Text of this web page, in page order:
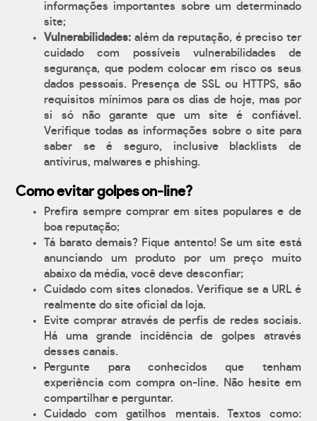
informações importantes sobre um determinado
site;
Vulnerabilidades: além da reputação, é preciso ter
cuidado com possíveis vulnerabilidades de
segurança, que podem colocar em risco os seus
dados pessoais. Presença de SSL ou HTTPS, são
requisitos mínimos para os dias de hoje, mas por
si só não garante que um site é confiável.
Verifique todas as informações sobre o site para
saber se é seguro, inclusive blacklists de
antívirus, malwares e phishing.
Como evitar golpes on-line?
Prefira sempre comprar em sites populares e de
boa reputação;
Tá barato demais? Fique antento! Se um site está
anunciando um produto por um preço muito
abaixo da média, você deve desconfiar;
Cuidado com sites clonados. Verifique se a URL é
realmente do site oficial da loja.
Evite comprar através de perfis de redes sociais.
Há uma grande incidência de golpes através
desses canais.
Pergunte para conhecidos que tenham
experiência com compra on-line. Não hesite em
compartilhar e perguntar.
Cuidado com gatilhos mentais. Textos como: